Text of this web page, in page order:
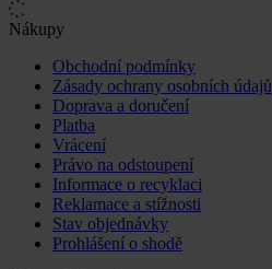
Nákupy
Obchodní podmínky
Zásady ochrany osobních údajů
Doprava a doručení
Platba
Vrácení
Právo na odstoupení
Informace o recyklaci
Reklamace a stížnosti
Stav objednávky
Prohlášení o shodě